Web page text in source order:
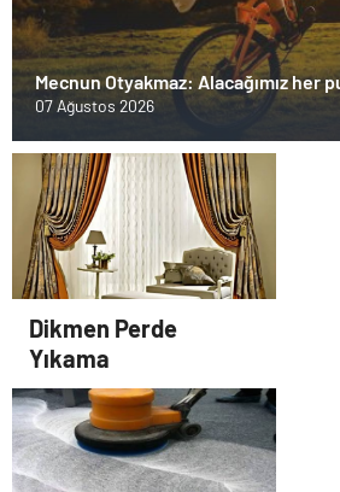
Mecnun Otyakmaz: Alacağımız her
07 Ağustos 2026
Dikmen Perde
Yıkama